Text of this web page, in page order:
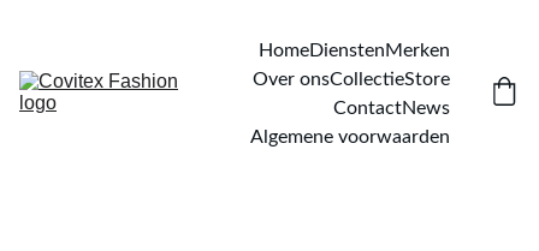
HomeDienstenMerken
Over onsCollectieStore
ContactNews
Algemene voorwaarden